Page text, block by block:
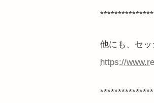
他にも、セ
https://